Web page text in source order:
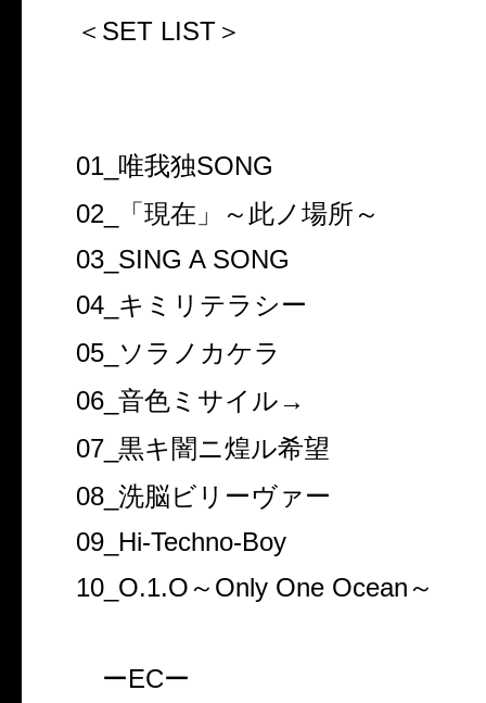
＜SET LIST＞
01_唯我独SONG
02_「現在」～此ノ場所～
03_SING A SONG
04_キミリテラシー
05_ソラノカケラ
06_音色ミサイル→
07_黒キ闇ニ煌ル希望
08_洗脳ビリーヴァー
09_Hi-Techno-Boy
10_O.1.O～Only One Ocean～
ーECー